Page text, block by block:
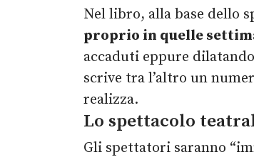
Nel libro, alla base dello
proprio in quelle
accaduti eppure
scrive tra l’altro un
realizza.
Lo spettacolo
Gli spettatori saranno